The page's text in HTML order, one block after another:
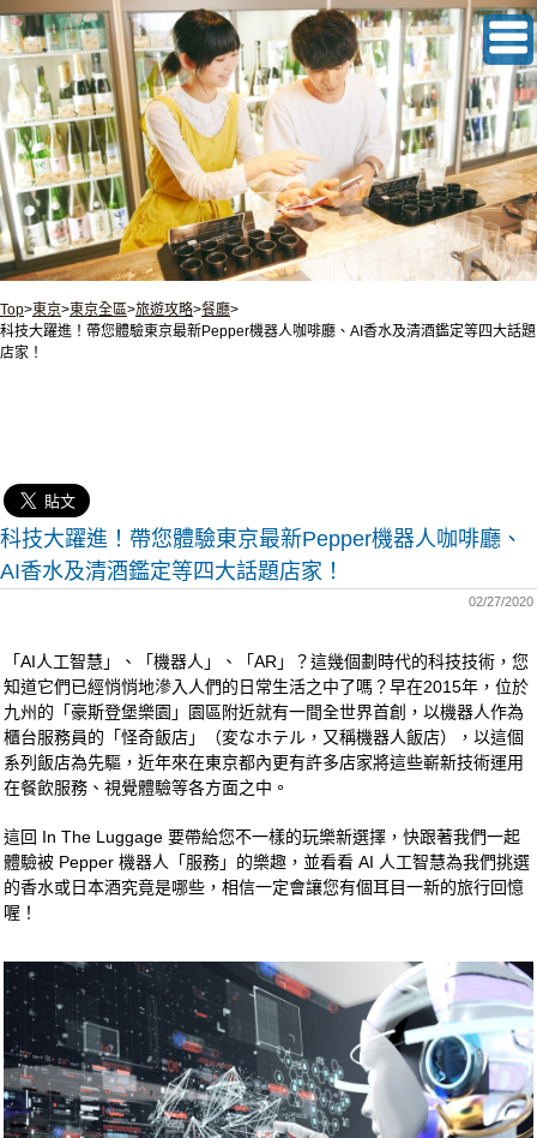
Top>東京>東京全區>旅遊攻略>餐廳>
科技大躍進！帶您體驗東京最新Pepper機器人咖啡廳、AI香水及清酒鑑定等四大話題
店家！
科技大躍進！帶您體驗東京最新Pepper機器人咖啡廳、
AI香水及清酒鑑定等四大話題店家！
02/27/2020
「AI人工智慧」、「機器人」、「AR」？這幾個劃時代的科技技術，您
知道它們已經悄悄地滲入人們的日常生活之中了嗎？早在2015年，位於
九州的「豪斯登堡樂園」園區附近就有一間全世界首創，以機器人作為
櫃台服務員的「怪奇飯店」（変なホテル，又稱機器人飯店），以這個
系列飯店為先驅，近年來在東京都內更有許多店家將這些嶄新技術運用
在餐飲服務、視覺體驗等各方面之中。
這回 In The Luggage 要帶給您不一樣的玩樂新選擇，快跟著我們一起
體驗被 Pepper 機器人「服務」的樂趣，並看看 AI 人工智慧為我們挑選
的香水或日本酒究竟是哪些，相信一定會讓您有個耳目一新的旅行回憶
喔！